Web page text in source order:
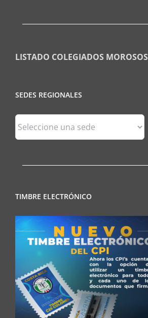
LISTADO COLEGIADOS MOROSOS
SEDES REGIONALES
Sedes
Regionales
TIMBRE ELECTRÓNICO